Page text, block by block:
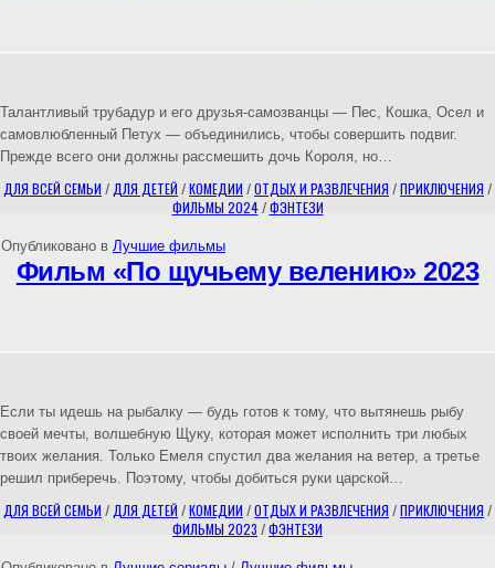
Талантливый трубадур и его друзья-самозванцы — Пес, Кошка, Осел и
самовлюбленный Петух — объединились, чтобы совершить подвиг.
Прежде всего они должны рассмешить дочь Короля, но…
ДЛЯ ВСЕЙ СЕМЬИ / ДЛЯ ДЕТЕЙ /КОМЕДИИ /ОТДЫХ И РАЗВЛЕЧЕНИЯ /ПРИКЛЮЧЕНИЯ /
ФИЛЬМЫ 2024/ФЭНТЕЗИ
Опубликовано в Лучшие фильмы
Фильм «По щучьему велению» 2023
Если ты идешь на рыбалку — будь готов к тому, что вытянешь рыбу
своей мечты, волшебную Щуку, которая может исполнить три любых
твоих желания. Только Емеля спустил два желания на ветер, а третье
решил приберечь. Поэтому, чтобы добиться руки царской…
ДЛЯ ВСЕЙ СЕМЬИ / ДЛЯ ДЕТЕЙ /КОМЕДИИ /ОТДЫХ И РАЗВЛЕЧЕНИЯ /ПРИКЛЮЧЕНИЯ /
ФИЛЬМЫ 2023 /ФЭНТЕЗИ